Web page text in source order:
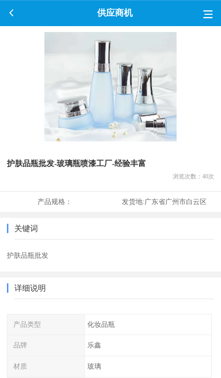
供应商机
护肤品瓶批发-玻璃瓶喷漆工厂-经验丰富
浏览次数： 40次
产品规格： 发货地:广东省广州市白云区
关键词
护肤品瓶批发
详细说明
产品类型 化妆品瓶
品牌 乐鑫
材质 玻璃